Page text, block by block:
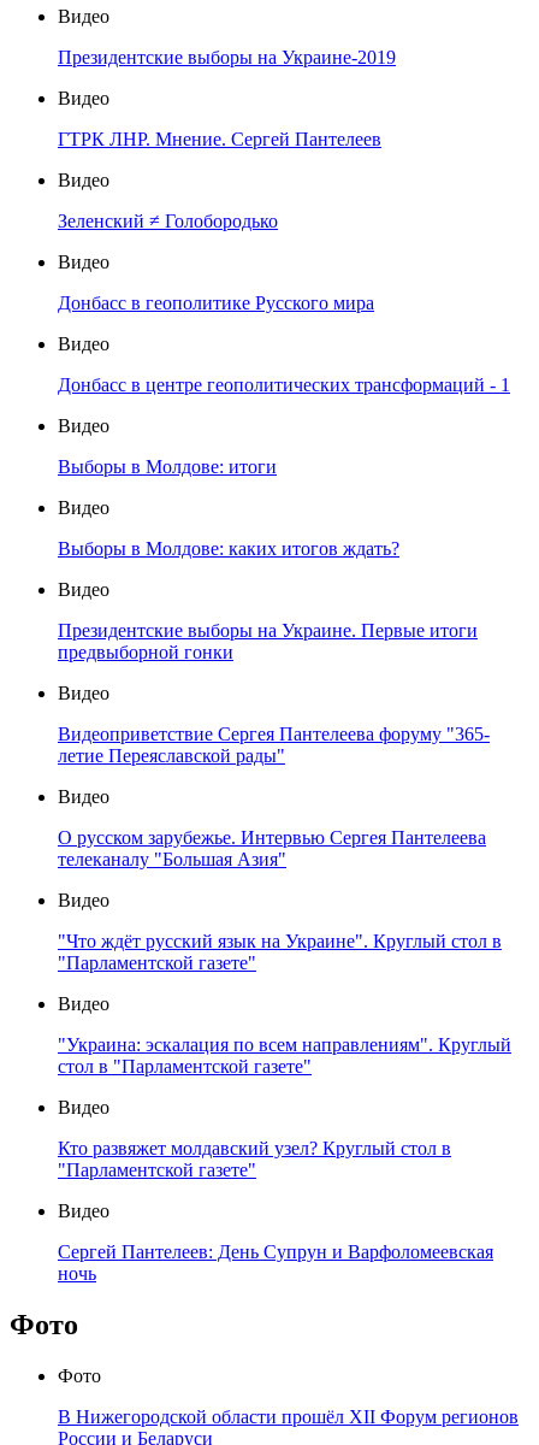
Видео
Президентские выборы на Украине-2019
Видео
ГТРК ЛНР. Мнение. Сергей Пантелеев
Видео
Зеленский ≠ Голобородько
Видео
Донбасс в геополитике Русского мира
Видео
Донбасс в центре геополитических трансформаций - 1
Видео
Выборы в Молдове: итоги
Видео
Выборы в Молдове: каких итогов ждать?
Видео
Президентские выборы на Украине. Первые итоги
предвыборной гонки
Видео
Видеоприветствие Сергея Пантелеева форуму "365-
летие Переяславской рады"
Видео
О русском зарубежье. Интервью Сергея Пантелеева
телеканалу "Большая Азия"
Видео
"Что ждёт русский язык на Украине". Круглый стол в
"Парламентской газете"
Видео
"Украина: эскалация по всем направлениям". Круглый
стол в "Парламентской газете"
Видео
Кто развяжет молдавский узел? Круглый стол в
"Парламентской газете"
Видео
Сергей Пантелеев: День Супрун и Варфоломеевская
ночь
Фото
Фото
В Нижегородской области прошёл XII Форум регионов
России и Беларуси